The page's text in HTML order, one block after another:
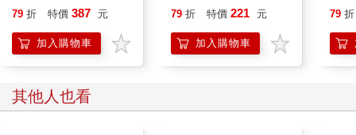
剋木才能解釋，但已經不採用對應的卦的五行來解釋，需要探
4．十二生肖行運所忌
十二生肖對應於十二地支，地支之間同樣也有生剋關係，並反映
肖鼠之人：怕行運於午宮（子、午相沖），也怕行運於寅、申二
宮。
肖牛、馬之人：怕行運於丑、午二宮，也怕行運於「七殺星」的
貓漫畫學歷史】
79 折 特價 387 元
加入購物車
79 折 特價 221 元
加入購物車
就
79 折
其他人也看